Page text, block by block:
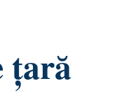
țară